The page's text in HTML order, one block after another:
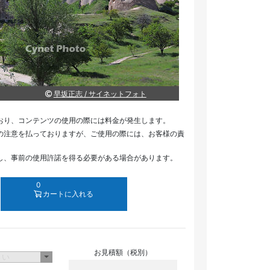
早坂正志 / サイネットフォト
、コンテンツの使用の際には料金が発生します。
意を払っておりますが、ご使用の際には、お客様の責
事前の使用許諾を得る必要がある場合があります。
0
カートに入れる
お見積額（税別）